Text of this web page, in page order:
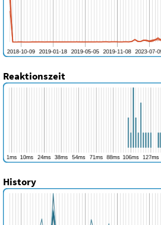
Reaktionszeit
History